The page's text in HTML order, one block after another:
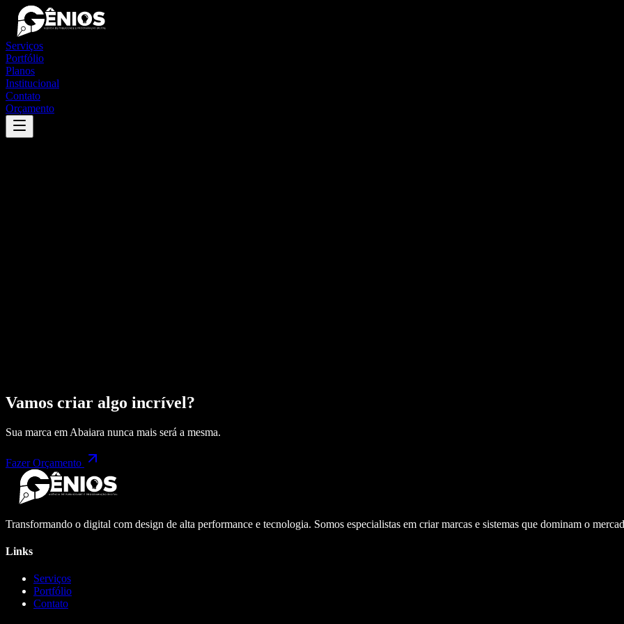
Serviços
Portfólio
Planos
Institucional
Contato
Orçamento
Vamos criar algo incrível?
Sua marca em Abaiara nunca mais será a mesma.
Fazer Orçamento
Transformando o digital com design de alta performance e tecnologia. Somos especialistas em criar marcas e sistemas que dominam o
Links
Serviços
Portfólio
Contato